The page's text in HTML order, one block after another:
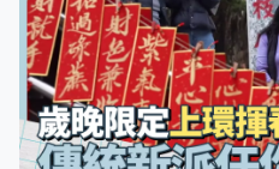
留言信箱。我聽到佢哋自稱
講個姓出嚟，咁啱我又係同一
俾某銀行或某財務公司。」
名）每日便接獲至少十個陌
月，最頻密時單單早上已接
電話就有堆未接來電，有時